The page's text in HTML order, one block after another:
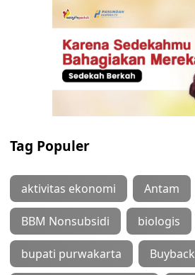
Tag Populer
aktivitas ekonomi Antam
BBM Nonsubsidi biologis
bupati purwakarta Buyback